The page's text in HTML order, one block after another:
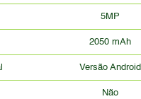
5MP
2050 mAh
Versão Android
Não